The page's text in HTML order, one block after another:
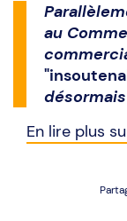
au
désormais
En lire plus